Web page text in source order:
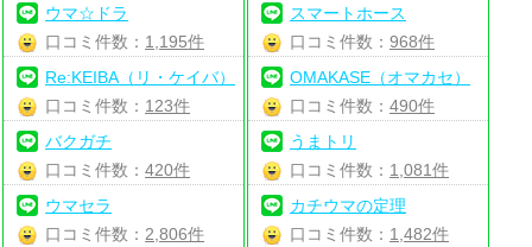
ウマ☆ドラ
口コミ件数： 1,195件
Re:KEIBA（リ・ケイバ）
口コミ件数： 123件
バクガチ
口コミ件数：420件
ウマセラ
口コミ件数： 2,806件
スマートホース
口コミ件数： 968件
OMAKASE（オマカセ）
口コミ件数： 490件
うまトリ
口コミ件数： 1,081件
カチウマの定理
口コミ件数： 1,482件